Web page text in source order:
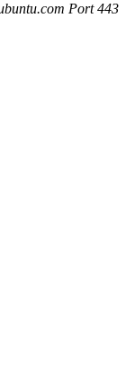
Port 443